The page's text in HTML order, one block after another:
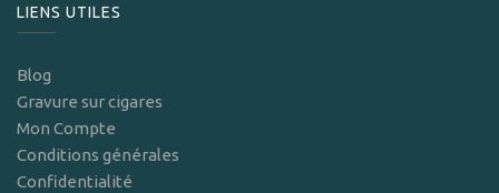
LIENS UTILES
Blog
Gravure sur cigares
Mon Compte
Conditions générales
Confidentialité